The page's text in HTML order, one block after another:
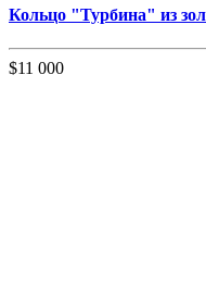
Кольцо "Турбина" из
$11 000